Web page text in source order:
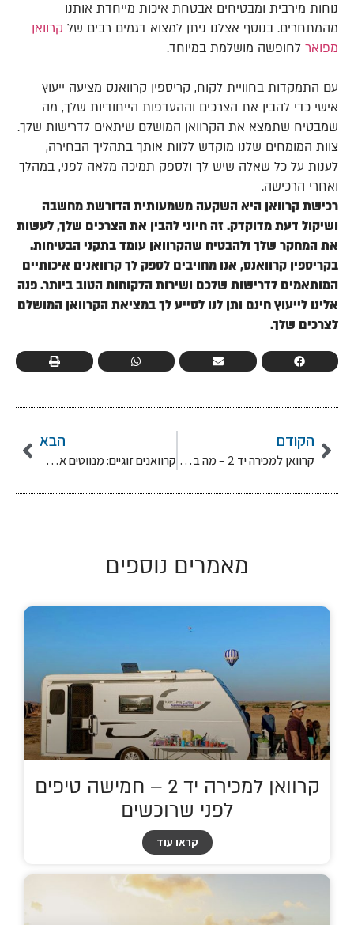
נוחות מירבית ומבטיחים אבטחת איכות מייחדת אותנו
מהמתחרים. בנוסף אצלנו ניתן למצוא דגמים רבים של קרוואן
מפואר לחופשה מושלמת במיוחד.
עם התמקדות בחוויית לקוח, קריספין קרוואנס מציעה ייעוץ
אישי כדי להבין את הצרכים וההעדפות הייחודיות שלך, מה
שמבטיח שתמצא את הקרוואן המושלם שיתאים לדרישות שלך.
צוות המומחים שלנו מוקדש ללוות אותך בתהליך הבחירה,
לענות על כל שאלה שיש לך ולספק תמיכה מלאה לפני, במהלך
ואחרי הרכישה.
רכישת קרוואן היא השקעה משמעותית הדורשת מחשבה
ושיקול דעת מדוקדק. זה חיוני להבין את הצרכים שלך, לעשות
את המחקר שלך ולהבטיח שהקרוואן עומד בתקני הבטיחות.
בקריספין קרוואנס, אנו מחויבים לספק לך קרוואנים איכותיים
המותאמים לדרישות שלכם ושירות הלקוחות הטוב ביותר. פנה
אלינו לייעוץ חינם ותן לנו לסייע לך במציאת הקרוואן המושלם
לצרכים שלך.
הקודם
קרוואן למכירה יד 2 – מה בודקים לפני רכישת קרוואן משומש
הבא
קרוואנים זוגיים: מנווטים את הדרך לרומנטיקה
מאמרים נוספים
קרוואן למכירה יד 2 – חמישה טיפים
לפני שרוכשים
קראו עוד